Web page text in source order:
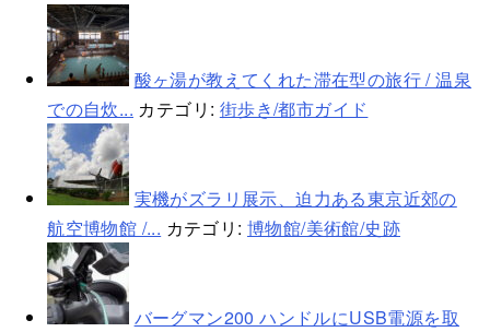
酸ヶ湯が教えてくれた滞在型の旅行 / 温泉
での自炊... カテゴリ: 街歩き/都市ガイド
実機がズラリ展示、迫力ある東京近郊の
航空博物館 /... カテゴリ: 博物館/美術館/史跡
バーグマン200 ハンドルにUSB電源を取